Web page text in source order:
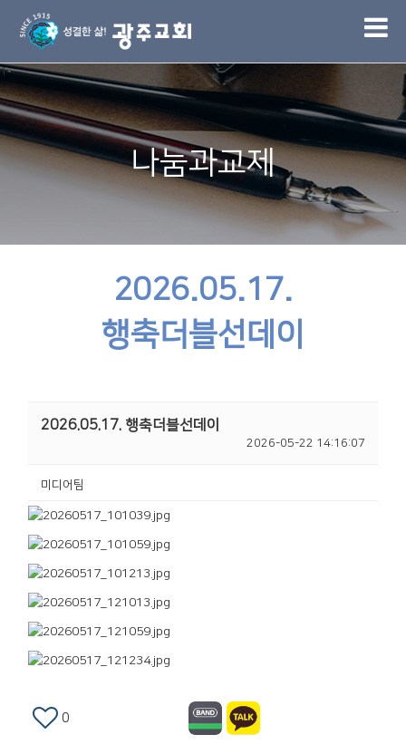
1
나눔과교제
2026.05.17.
행축더블선데이
2026.05.17. 행축더블선데이
2026-05-22 14:16:07
미디어팀
0